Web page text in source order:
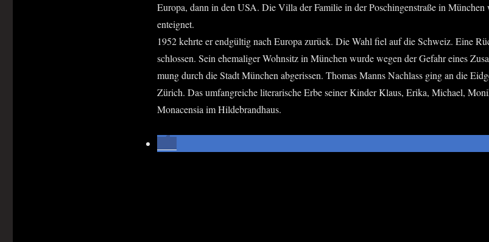
Euro­pa, dann in den USA. Die Vil­la der Fami­lie in der Poschin­gen­stra­ße in Mün­chen
enteignet.
1952 kehr­te er end­gül­tig nach Euro­pa zurück. Die Wahl fiel auf die Schweiz. Eine
schlos­sen. Sein ehe­ma­li­ger Wohn­sitz in Mün­chen wur­de wegen der Gefahr eines
mung durch die Stadt Mün­chen abge­ris­sen. Tho­mas Manns Nach­lass ging an die
Zürich. Das umfang­rei­che lite­ra­ri­sche Erbe sei­ner Kin­der Klaus, Eri­ka, Micha­el,
Mona­cen­sia im Hildebrandhaus.